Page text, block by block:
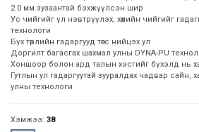
2.0 мм зузаантай бэхжүүлсэн шир
Ус чийгийг үл нэвтрүүлэх, хөлийн чийгийг
технологи
Бүх төрлийн гадаргууд төгс нийцэх ул
Доргилт багасгах шахмал улны DYNA-PU
Хоншоор болон ард талын хэсгийг бүхэлд нь
Гутлын ул гадаргуутай зууралдах чадвар сайн,
улны технологи
Хэмжээ: 38